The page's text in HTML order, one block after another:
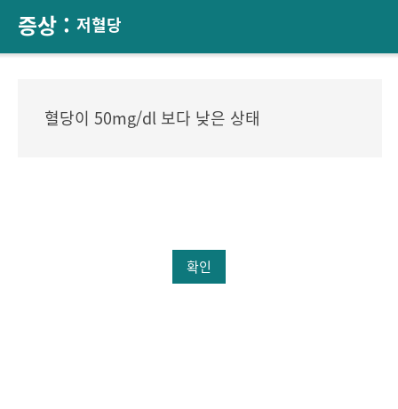
증상 : 저혈당
혈당이 50mg/dl 보다 낮은 상태
확인